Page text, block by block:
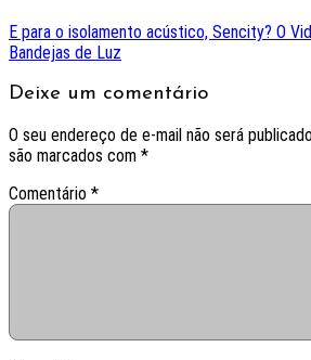
E para o isolamento acústico, Sencity? O
Bandejas de Luz
Deixe um comentário
O seu endereço de e-mail não será
são marcados com *
Comentário *